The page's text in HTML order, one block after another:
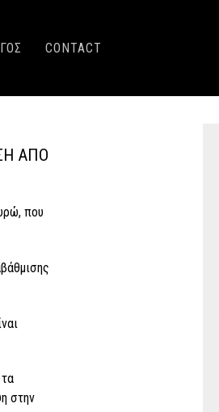
CONTACT
ΑΠΌ
που
στην